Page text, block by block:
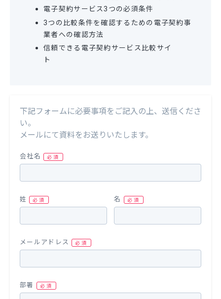
電子契約サービス3つの必須条件
3つの比較条件を確認するための電子契約事
業者への確認方法
信頼できる電子契約サービス比較サイ
ト
下記フォームに必要事項をご記入の上、送信くださ
い。
メールにて資料をお送りいたします。
会社名
姓 名
メールアドレス
部署